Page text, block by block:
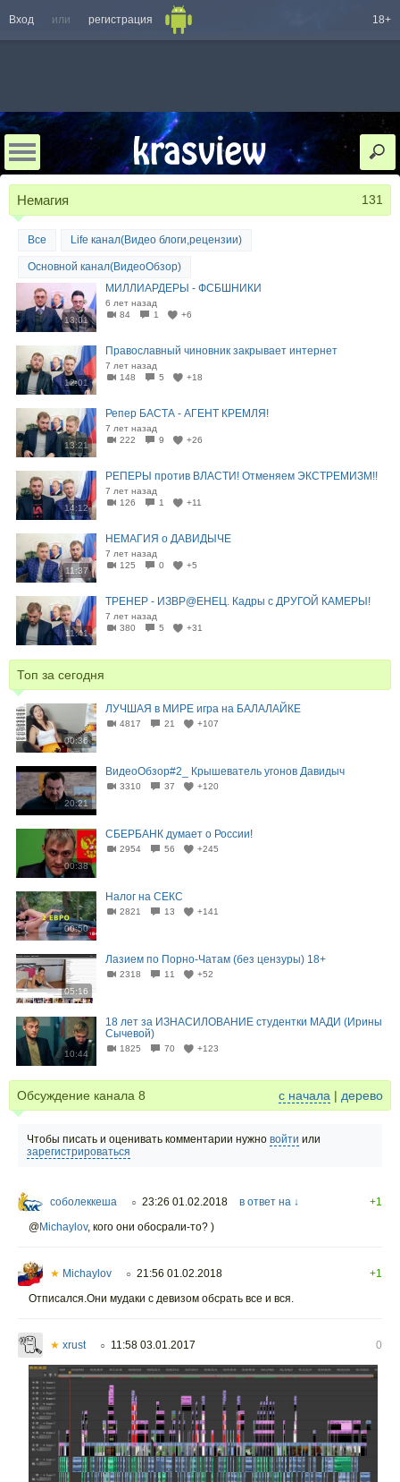
Вход или регистрация 18+
Немагия 131
Все Life канал(Видео блоги,рецензии)
Основной канал(ВидеоОбзор)
13:01
МИЛЛИАРДЕРЫ - ФСБШНИКИ
6 лет назад
84
1 +6
12:01
Православный чиновник закрывает интернет
7 лет назад
148
5 +18
13:21
Репер БАСТА - АГЕНТ КРЕМЛЯ!
7 лет назад
222
9 +26
14:12
РЕПЕРЫ против ВЛАСТИ! Отменяем ЭКСТРЕМИЗМ!!
7 лет назад
126
1 +11
11:37
НЕМАГИЯ о ДАВИДЫЧЕ
7 лет назад
125
0 +5
11:41
ТРЕНЕР - ИЗВР@ЕНЕЦ. Кадры с ДРУГОЙ КАМЕРЫ!
7 лет назад
380
5 +31
Топ за сегодня
00:36
ЛУЧШАЯ в МИРЕ игра на БАЛАЛАЙКЕ
4817 21 +107
20:21
ВидеоОбзор#2_ Крышеватель угонов Давидыч
3310 37 +120
00:38
СБЕРБАНК думает о России!
2954 56 +245
00:50
Налог на СЕКС
2821 13 +141
05:16
Лазием по Порно-Чатам (без цензуры) 18+
2318 11 +52
10:44
18 лет за ИЗНАСИЛОВАНИЕ студентки МАДИ (Ирины
Сычевой)
1825 70 +123
Обсуждение канала 8 с начала | дерево
Чтобы писать и оценивать комментарии нужно войти или
зарегистрироваться
соболеккеша ○ 23:26 01.02.2018 в ответ на ↓
+1
@Michaylov, кого они обосрали-то? )
★ Michaylov ○ 21:56 01.02.2018
+1
Отписался.Они мудаки с девизом обсрать все и вся.
★ xrust ○ 11:58 03.01.2017 0